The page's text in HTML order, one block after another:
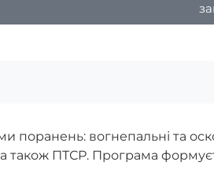
вогнепальні та
також ПТСР. Програма